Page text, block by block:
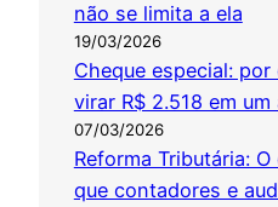
não se limita a ela
19/03/2026
Cheque especial: por
virar R$ 2.518 em um
07/03/2026
Reforma Tributária:
que contadores e